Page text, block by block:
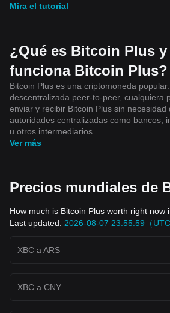
Mira el tutorial
¿Qué es Bitcoin Plus
funciona Bitcoin Plus?
Bitcoin Plus es una criptomoneda
descentralizada peer-to-peer, cualquiera
enviar y recibir Bitcoin Plus sin necesidad
autoridades centralizadas como bancos,
u otros intermediarios.
Ver más
Precios mundiales de
How much is Bitcoin Plus worth right now
Last updated: 2026-08-07 23:55:59（
XBC a ARS
XBC a CNY